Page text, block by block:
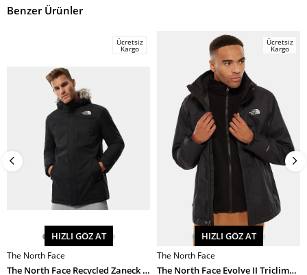
Benzer Ürünler
SEPETE EKLE
Ücretsiz
Kargo
HIZLI GÖZ AT
The North Face
The North Face Recycled Zaneck Jacket Erkek Mont
SEPETE EKLE
Ücretsiz
Kargo
HIZLI GÖZ AT
The North Face
The North Face Evolve II Triclimate Jacket Erkek Mont